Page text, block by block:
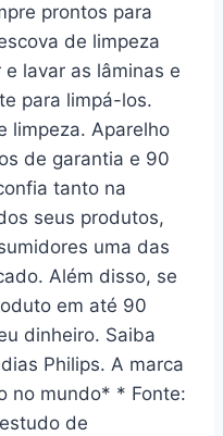
prontos para
de limpeza
lavar as lâminas e
para limpá-los.
limpeza. Aparelho
de garantia e 90
tanto na
seus produtos,
uma das
Além disso, se
em até 90
dinheiro. Saiba
Philips. A marca
no mundo* * Fonte:
de